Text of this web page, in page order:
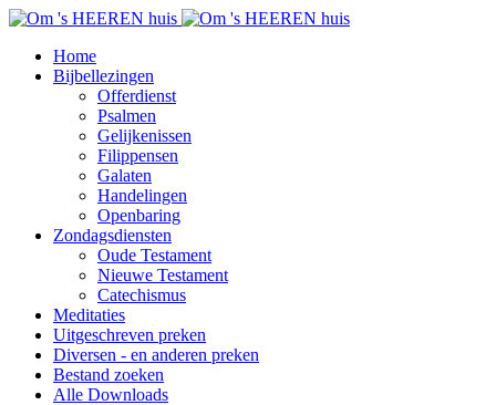
Home
Bijbellezingen
Offerdienst
Psalmen
Gelijkenissen
Filippensen
Galaten
Handelingen
Openbaring
Zondagsdiensten
Oude Testament
Nieuwe Testament
Catechismus
Meditaties
Uitgeschreven preken
Diversen - en anderen preken
Bestand zoeken
Alle Downloads